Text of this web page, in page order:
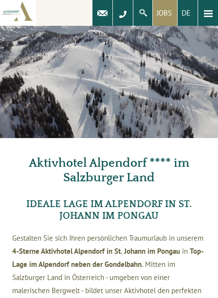
JOBS DE
Aktivhotel Alpendorf **** im
Salzburger Land
IDEALE LAGE IM ALPENDORF IN ST.
JOHANN IM PONGAU
Gestalten Sie sich Ihren persönlichen Traumurlaub in unserem
4-Sterne Aktivhotel Alpendorf in St. Johann im Pongau in Top-
Lage im Alpendorf neben der Gondelbahn. Mitten im
Salzburger Land in Österreich - umgeben von einer
malerischen Bergwelt - bildet unser Aktivhotel den perfekten